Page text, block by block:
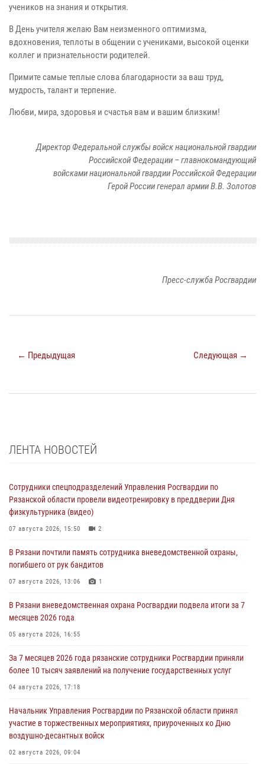
учеников на знания и открытия.
В День учителя желаю Вам неизменного оптимизма,
вдохновения, теплоты в общении с учениками, высокой оценки
коллег и признательности родителей.
Примите самые теплые слова благодарности за ваш труд,
мудрость, талант и терпение.
Любви, мира, здоровья и счастья вам и вашим близким!
Директор Федеральной службы войск национальной гвардии
Российской Федерации – главнокомандующий
войсками национальной гвардии Российской Федерации
Герой России генерал армии В.В. Золотов
Пресс-служба Росгвардии
← Предыдущая Следующая →
ЛЕНТА НОВОСТЕЙ
Сотрудники спецподразделений Управления Росгвардии по
Рязанской области провели видеотренировку в преддверии Дня
физкультурника (видео)
07 августа 2026, 15:50 2
В Рязани почтили память сотрудника вневедомственной охраны,
погибшего от рук бандитов
07 августа 2026, 13:06 1
В Рязани вневедомственная охрана Росгвардии подвела итоги за 7
месяцев 2026 года
05 августа 2026, 16:55
За 7 месяцев 2026 года рязанские сотрудники Росгвардии приняли
более 10 тысяч заявлений на получение государственных услуг
04 августа 2026, 17:18
Начальник Управления Росгвардии по Рязанской области принял
участие в торжественных мероприятиях, приуроченных ко Дню
воздушно-десантных войск
02 августа 2026, 09:04